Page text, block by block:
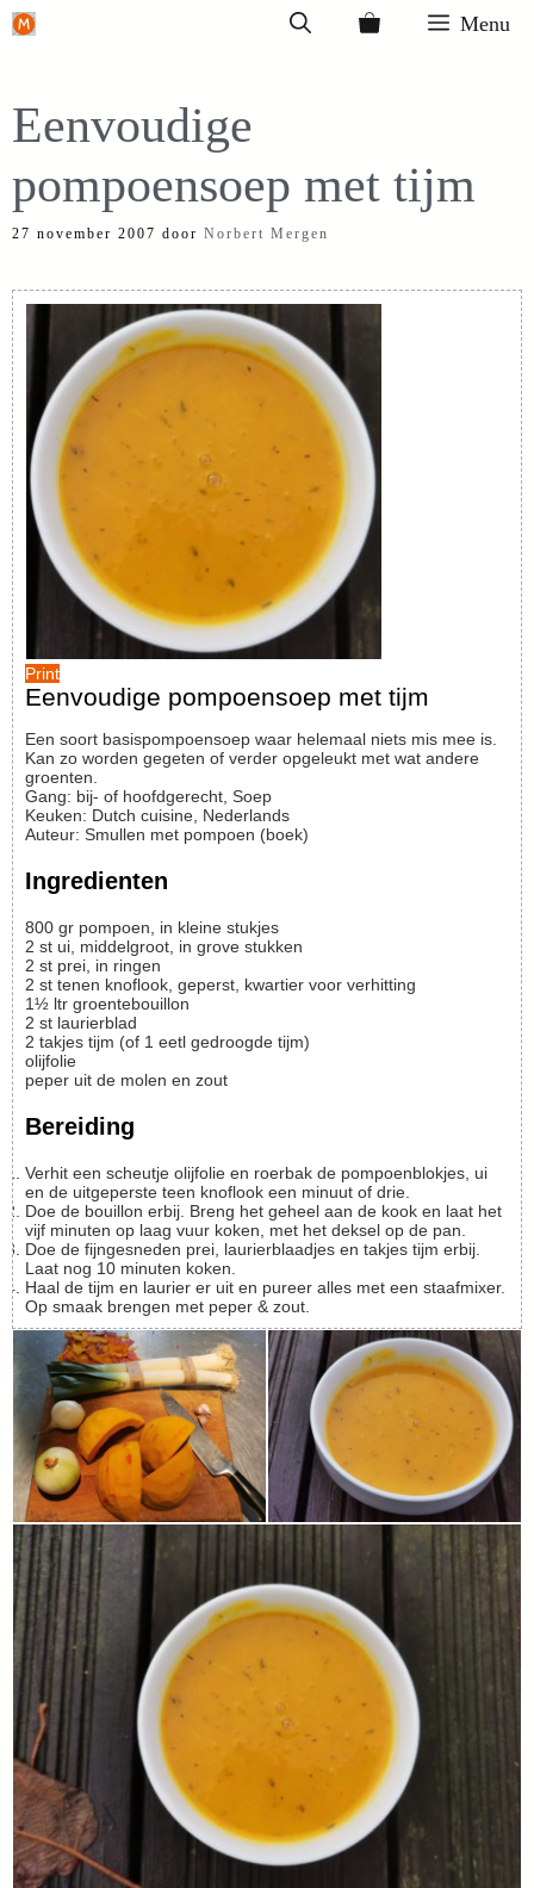
Ga
inhoud
Menu
Eenvoudige
pompoensoep met tijm
27 november 2007 door Norbert Mergen
Print
Eenvoudige pompoensoep met tijm
Een soort basispompoensoep waar helemaal niets mis mee is.
Kan zo worden gegeten of verder opgeleukt met wat andere
groenten.
Gang: bij- of hoofdgerecht, Soep
Keuken: Dutch cuisine, Nederlands
Auteur: Smullen met pompoen (boek)
Ingredienten
800 gr pompoen, in kleine stukjes
2 st ui, middelgroot, in grove stukken
2 st prei, in ringen
2 st tenen knoflook, geperst, kwartier voor verhitting
1½ ltr groentebouillon
2 st laurierblad
2 takjes tijm (of 1 eetl gedroogde tijm)
olijfolie
peper uit de molen en zout
Bereiding
Verhit een scheutje olijfolie en roerbak de pompoenblokjes, ui
en de uitgeperste teen knoflook een minuut of drie.
Doe de bouillon erbij. Breng het geheel aan de kook en laat het
vijf minuten op laag vuur koken, met het deksel op de pan.
Doe de fijngesneden prei, laurierblaadjes en takjes tijm erbij.
Laat nog 10 minuten koken.
Haal de tijm en laurier er uit en pureer alles met een staafmixer.
Op smaak brengen met peper & zout.